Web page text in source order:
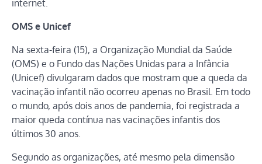
internet.
OMS e Unicef
Na sexta-feira (15), a Organização Mundial da Saúde
(OMS) e o Fundo das Nações Unidas para a Infância
(Unicef) divulgaram dados que mostram que a queda da
vacinação infantil não ocorreu apenas no Brasil. Em todo
o mundo, após dois anos de pandemia, foi registrada a
maior queda contínua nas vacinações infantis dos
últimos 30 anos.
Segundo as organizações, até mesmo pela dimensão